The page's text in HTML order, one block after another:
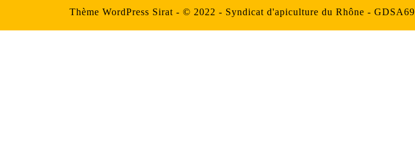
Thème WordPress Sirat - © 2022 - Syndicat d'apiculture du Rhône - GDSA69